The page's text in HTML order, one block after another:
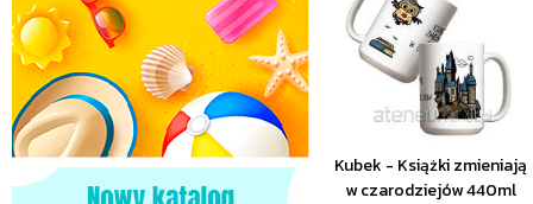
Kubek - Książki zmieniają
w czarodziejów 440ml